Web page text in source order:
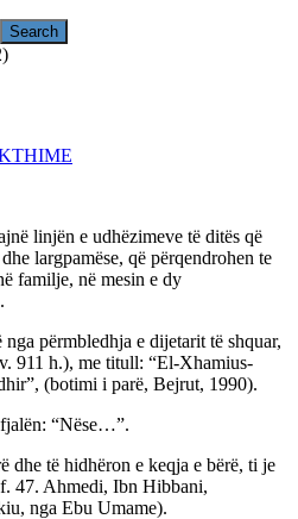
linjën e udhëzimeve të ditës që
largpamëse, që përqendrohen te
familje, në mesin e dy
përmbledhja e dijetarit të shquar,
911 h.), me titull: “El-Xhamius-
(botimi i parë, Bejrut, 1990).
“Nëse…”.
dhe të hidhëron e keqja e bërë, ti je
47. Ahmedi, Ibn Hibbani,
nga Ebu Umame).